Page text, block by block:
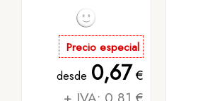
Precio especial
desde 0,67 €